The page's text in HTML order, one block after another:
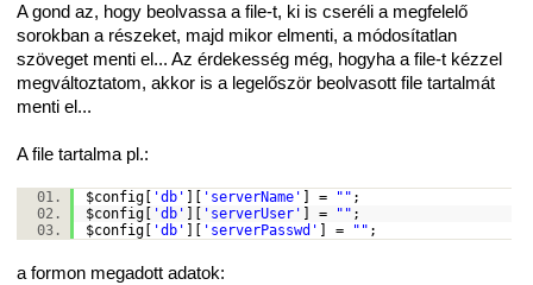
A gond az, hogy beolvassa a file-t, ki is cseréli a megfelelő
sorokban a részeket, majd mikor elmenti, a módosítatlan
szöveget menti el... Az érdekesség még, hogyha a file-t kézzel
megváltoztatom, akkor is a legelőször beolvasott file tartalmát
menti el...
A file tartalma pl.:
$config 'db' 'serverName' ] = "" ;
$config
'db' 'serverUser' ] = "" ;
$config
'db' 'serverPasswd' ] = "" ;
a formon megadott adatok: